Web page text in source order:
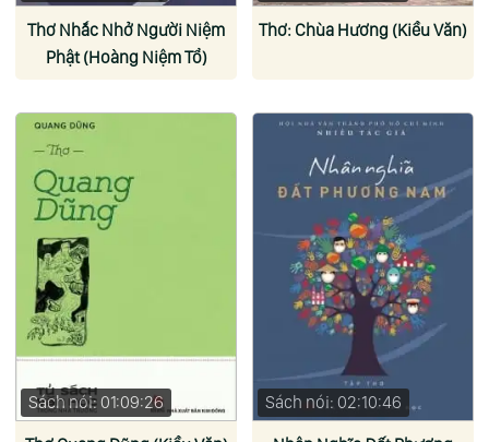
Thơ Nhắc Nhở Người Niệm
Phật (Hoàng Niệm Tổ)
Thơ: Chùa Hương (Kiều Văn)
Sách nói: 01:09:26 Sách nói: 02:10:46